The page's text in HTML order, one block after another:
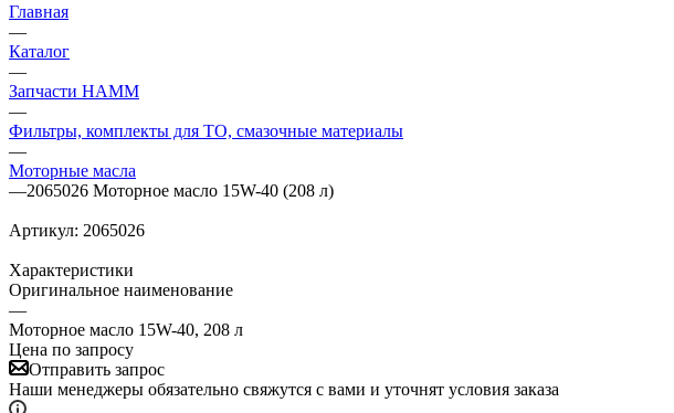
Главная
—
Каталог
—
Запчасти HAMM
—
Фильтры, комплекты для ТО, смазочные материалы
—
Моторные масла
—2065026 Моторное масло 15W-40 (208 л)
Артикул: 2065026
Характеристики
Оригинальное наименование
—
Моторное масло 15W-40, 208 л
Цена по запросу
Отправить запрос
Наши менеджеры обязательно свяжутся с вами и уточнят условия заказа